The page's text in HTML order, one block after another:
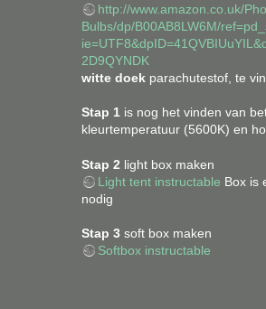
http://www.amazon.co.uk/
Bulbs/dp/B00AB8LW6M/
2D9QYNDK
witte doek parachutestof, te
Stap 1 is nog het vinden van
kleurtemperatuur (5600K) en
Stap 2 light box maken
Light tent instructable Box is
nodig
Stap 3 soft box maken
Softbox instructable